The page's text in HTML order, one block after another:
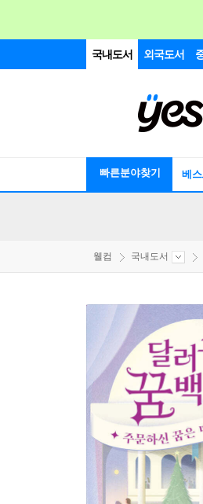
국내도서 외국도서
빠른분야찾기 베
웰컴 국내도서